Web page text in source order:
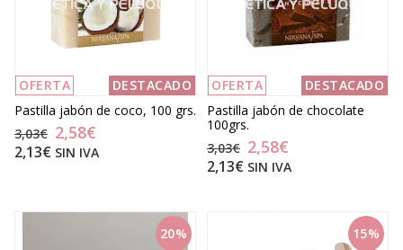
OFERTA
DESTACADO
Pastilla jabón de coco, 100 grs.
3,03€ 2,58€
2,13€ SIN IVA
OFERTA
DESTACADO
Pastilla jabón de chocolate
100grs.
3,03€ 2,58€
2,13€ SIN IVA
20% 15%